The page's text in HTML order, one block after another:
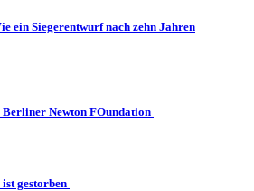
ein Siegerentwurf nach zehn Jahren
Berliner Newton FOundation
gestorben